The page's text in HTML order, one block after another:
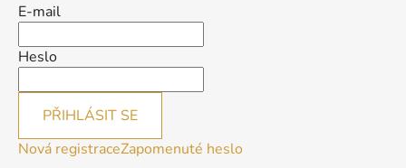
E-mail
Heslo
PŘIHLÁSIT SE
Nová registraceZapomenuté heslo